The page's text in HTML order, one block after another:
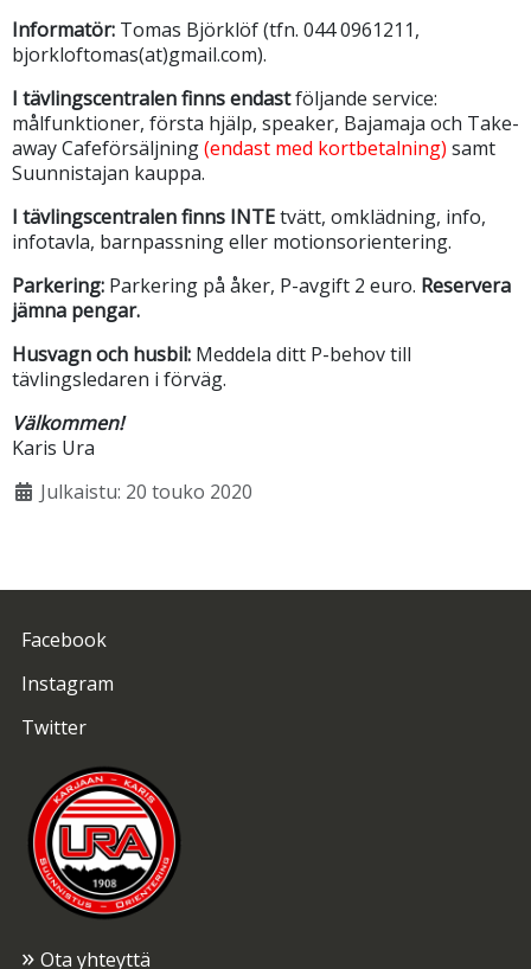
Informatör: Tomas Björklöf (tfn. 044 0961211,
bjorkloftomas(at)gmail.com).
I tävlingscentralenfinns endastföljande service:
målfunktioner, första hjälp, speaker, Bajamaja och Take-
away Cafeförsäljning(endast med kortbetalning) samt
Suunnistajan kauppa.
I tävlingscentralen finns INTEtvätt, omklädning, info,
infotavla, barnpassning eller motionsorientering.
Parkering: Parkering på åker, P-avgift 2 euro. Reservera
jämna pengar.
Husvagn och husbil: Meddela ditt P-behov till
tävlingsledaren i förväg.
Välkommen!
Karis Ura
Julkaistu: 20 touko 2020
Facebook
Instagram
Twitter
Ota yhteyttä